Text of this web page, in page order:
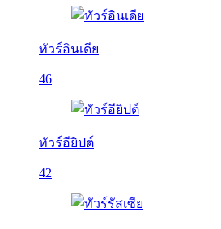
ทัวร์อินเดีย
46
ทัวร์อียิปต์
42